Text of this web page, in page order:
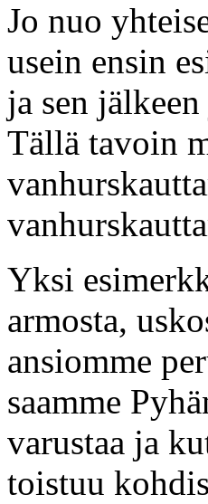
Jo nuo
usein ensin
ja sen
Tällä tavoin
Yksi
armosta,
ansiomme
saamme
varustaa ja
toistuu